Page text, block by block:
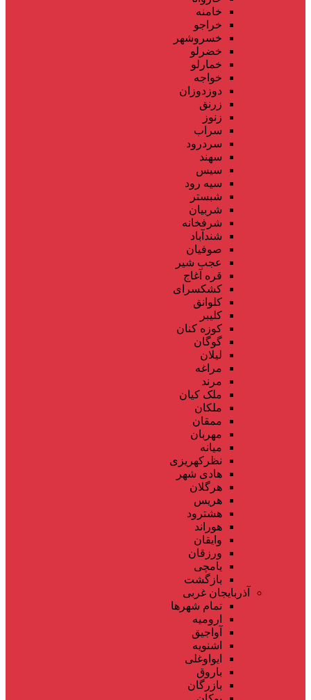
خامنه
خراجو
خسروشهر
خضرلو
خمارلو
خواجه
دوزدوزان
زرنق
زنوز
سراب
سردرود
سهند
سیس
سیه رود
شبستر
شربیان
شرفخانه
شندآباد
صوفیان
عجب شیر
قره آغاج
کشکسرای
کلوانق
کلیبر
کوزه کنان
گوگان
لیلان
مراغه
مرند
ملک کیان
ملکان
ممقان
مهربان
میانه
نظرکهریزی
هادی شهر
هرگلان
هریس
هشترود
هوراند
وایقان
ورزقان
یامچی
بازگشت
آذربایجان غربی
تمام شهر‌ها
ارومیه
آواجیق
اشنویه
ایواوغلی
باروق
بازرگان